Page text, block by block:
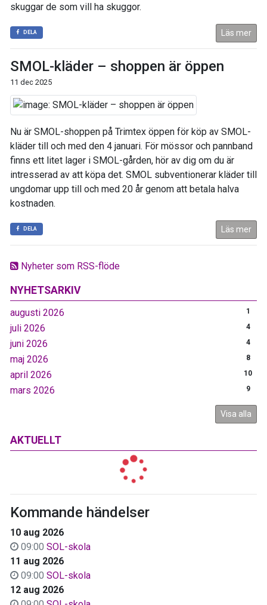
Nyheter som RSS-flöde
NYHETSARKIV
augusti 2026 1
juli 2026 4
juni 2026 4
maj 2026 8
april 2026 10
mars 2026 9
Visa alla
AKTUELLT
Kommande händelser
10 aug 2026
09:00 SOL-skola
11 aug 2026
09:00 SOL-skola
12 aug 2026
skuggar de som vill ha skuggor.
DELA Läs mer
SMOL-kläder – shoppen är öppen
11 dec 2025
Nu är SMOL-shoppen på Trimtex öppen för köp av SMOL-
kläder till och med den 4 januari. För mössor och pannband
finns ett litet lager i SMOL-gården, hör av dig om du är
intresserad av att köpa det. SMOL subventionerar kläder till
ungdomar upp till och med 20 år genom att betala halva
kostnaden.
DELA Läs mer